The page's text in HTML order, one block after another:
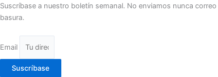
Suscríbase a nuestro boletín semanal. No enviamos nunca correo
basura.
Email
Suscríbase